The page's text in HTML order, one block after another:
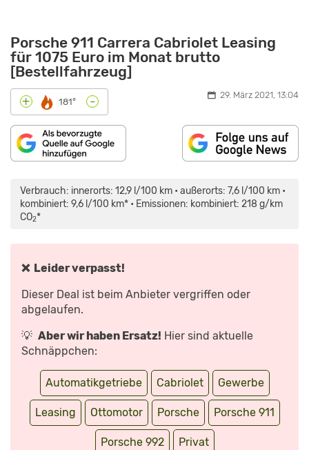
Porsche 911 Carrera Cabriolet Leasing
für 1075 Euro im Monat brutto
[Bestellfahrzeug]
+ 181° - 29. März 2021, 13:04
Verbrauch: innerorts: 12,9 l/100 km • außerorts: 7,6 l/100 km •
kombiniert: 9,6 l/100 km* • Emissionen: kombiniert: 218 g/km
CO2*
❌ Leider verpasst!
Dieser Deal ist beim Anbieter vergriffen oder
abgelaufen.
💡 Aber wir haben Ersatz! Hier sind aktuelle
Schnäppchen:
Automatikgetriebe Cabriolet Gewerbe
Leasing Ottomotor Porsche Porsche 911
Porsche 992 Privat
MAPS.GOOGLE.DE
ANZEIGEN
CABRIO
(2019):
FAKTEN,
DIE
OHNE"-
SPORT“
VON
YOUTUBE